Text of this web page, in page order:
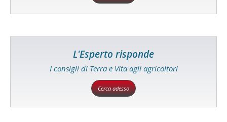
L'Esperto risponde
I consigli di Terra e Vita agli agricoltori
Cerca adesso